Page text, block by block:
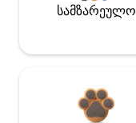
სამზარეულო